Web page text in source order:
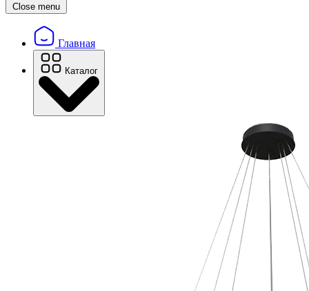
Close menu
Главная
Каталог